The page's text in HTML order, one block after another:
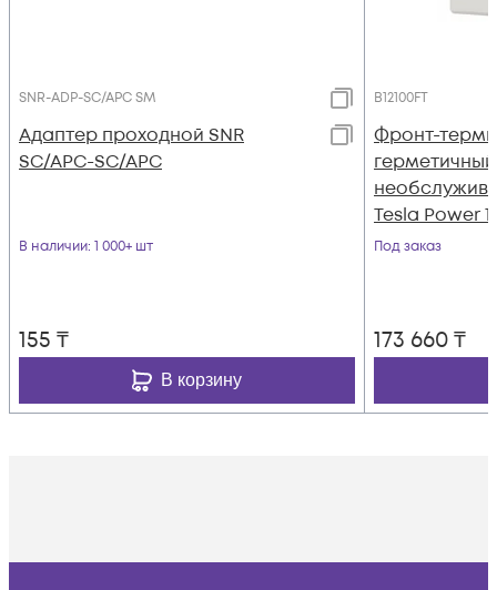
SNR-ADP-SC/APC SM
Адаптер проходной SNR
SC/APC-SC/APC
В наличии: 1 000+ шт
155 ₸
В корзину
B12100FT
Фронт-
герметичный
Tesla Power
Под заказ
173 660₸